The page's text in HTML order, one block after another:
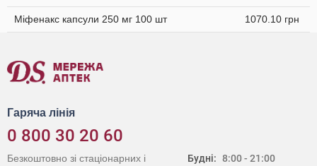
Міфенакс капсули 250 мг 100 шт 1070.10 грн
Гаряча лінія
0 800 30 20 60
Будні: 8:00 - 21:00
Безкоштовно зі стаціонарних і